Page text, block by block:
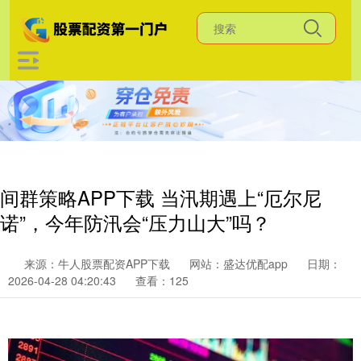
间群策略APP下载 当汛期遇上“厄尔尼
诺”，今年防汛会“压力山大”吗？
来源：牛人股票配资APP下载 网站：盛达优配app
日期：
2026-04-28 04:20:43
查看：125